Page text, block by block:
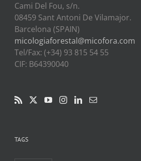
Cami Del Fou, s/n.
08459 Sant Antoni De Vilamajor.
Barcelona (SPAIN)
micologiaforestal@micofora.com
Tel/Fax: (+34) 93 815 54 55
CIF: B64390040
TAGS